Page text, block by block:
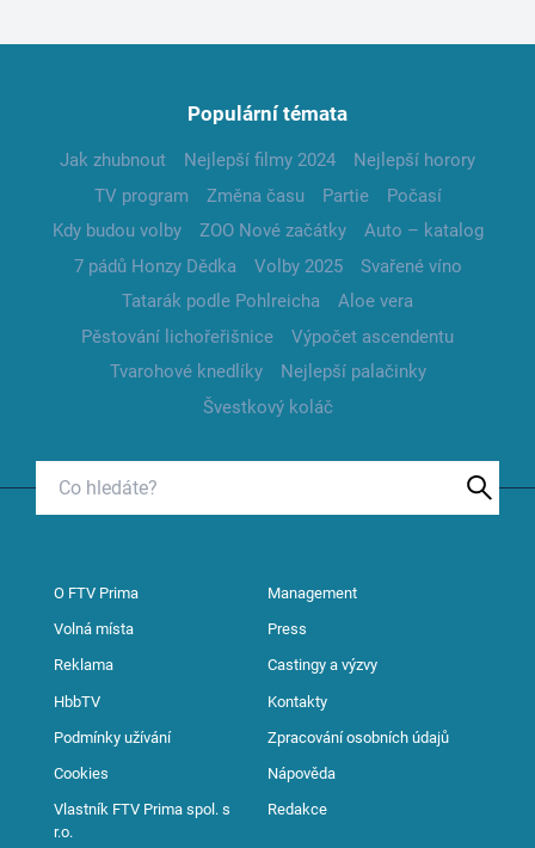
Populární témata
Jak zhubnout Nejlepší filmy 2024
Nejlepší horory
TV program
Změna času Partie
Počasí
Kdy budou volby
ZOO Nové začátky
Auto – katalog
7 pádů Honzy Dědka
Volby 2025
Svařené víno
Tatarák podle Pohlreicha
Aloe vera
Pěstování lichořeřišnice
Výpočet ascendentu
Tvarohové knedlíky
Nejlepší palačinky
Švestkový koláč
O FTV Prima Management
Volná místa Press
Reklama Castingy a výzvy
HbbTV Kontakty
Podmínky užívání Zpracování osobních údajů
Cookies Nápověda
Vlastník FTV Prima spol. s
r.o.
Redakce